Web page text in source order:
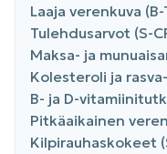
Laaja verenkuva (B-
Tulehdusarvot (S-
Maksa- ja
Kolesteroli ja
B- ja D-
Pitkäaikainen
Kilpirauhaskokeet